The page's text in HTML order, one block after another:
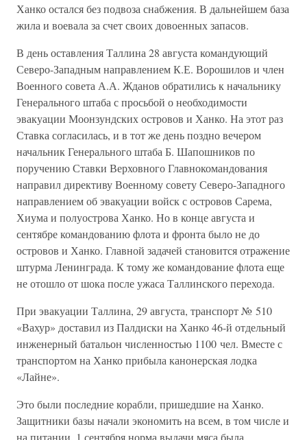
Ханко остался без подвоза снабжения. В дальнейшем база
жила и воевала за счет своих довоенных запасов.
В день оставления Таллина 28 августа командующий
Северо-Западным направлением К.Е. Ворошилов и член
Военного совета А.А. Жданов обратились к начальнику
Генерального штаба с просьбой о необходимости
эвакуации Моонзундских островов и Ханко. На этот раз
Ставка согласилась, и в тот же день поздно вечером
начальник Генерального штаба Б. Шапошников по
поручению Ставки Верховного Главнокомандования
направил директиву Военному совету Северо-Западного
направлением об эвакуации войск с островов Сарема,
Хиума и полуострова Ханко. Но в конце августа и
сентябре командованию флота и фронта было не до
островов и Ханко. Главной задачей становится отражение
штурма Ленинграда. К тому же командование флота еще
не отошло от шока после ужаса Таллинского перехода.
При эвакуации Таллина, 29 августа, транспорт № 510
«Вахур» доставил из Палдиски на Ханко 46-й отдельный
инженерный батальон численностью 1100 чел. Вместе с
транспортом на Ханко прибыла канонерская лодка
«Лайне».
Это были последние корабли, пришедшие на Ханко.
Защитники базы начали экономить на всем, в том числе и
на питании. 1 сентября норма выдачи мяса была